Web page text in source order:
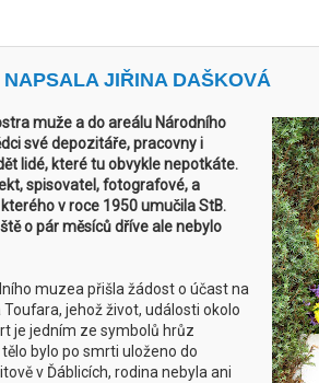
JIŘINA DAŠKOVÁ
muže a do areálu Národního
své depozitáře, pracovny i
lidé, které tu obvykle nepotkáte.
spisovatel, fotografové, a
v roce 1950 umučila StB.
o pár měsíců dříve ale nebylo
muzea přišla žádost o účast na
jehož život, události okolo
je jedním ze symbolů hrůz
bylo po smrti uloženo do
v Ďáblicích, rodina nebyla ani